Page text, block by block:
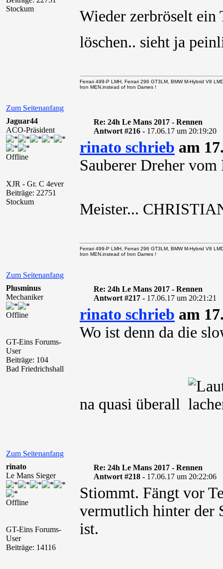
Stockum
Wieder zerbröselt
löschen.. sieht ja
Zum Seitenanfang
Ferrari 499-P LMH, Ferrari 296 GT3LM, BMW M-Hybrid V8
Iron MEN.instead of Iron Dames !
Jaguar44
ACO-Präsident
Offline
XJR - Gr. C 4ever
Beiträge: 22751
Stockum
Re: 24h Le Mans 2017 - Rennen
Antwort #216 - 17.06.17 um 20:19:20
rinato schrieb am
Sauberer Dreher vom
Meister...
Zum Seitenanfang
Ferrari 499-P LMH, Ferrari 296 GT3LM, BMW M-Hybrid V8
Iron MEN.instead of Iron Dames !
Plusminus
Mechaniker
Offline
GT-Eins Forums-
User
Beiträge: 104
Bad Friedrichshall
Re: 24h Le Mans 2017 - Rennen
Antwort #217 - 17.06.17 um 20:21:21
rinato schrieb am
Wo ist denn da die
na quasi überall
Zum Seitenanfang
rinato
Le Mans Sieger
Offline
GT-Eins Forums-
User
Beiträge: 14116
Re: 24h Le Mans 2017 - Rennen
Antwort #218 - 17.06.17 um 20:22:06
Stiommt. Fängt vor
vermutlich hinter der
ist.